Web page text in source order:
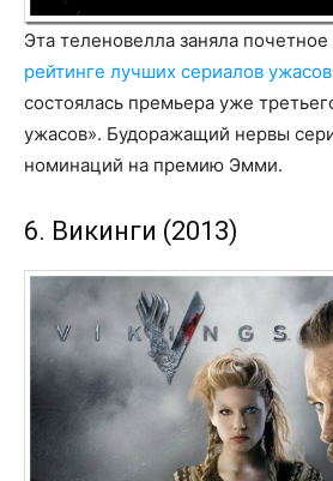
Эта теленовелла заняла
рейтинге лучших сериалов ужасов
состоялась премьера уже
ужасов». Будоражащий нервы
номинаций на премию Эмми.
6. Викинги (2013)